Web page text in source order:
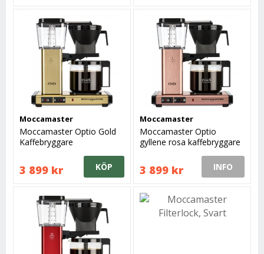
Moccamaster
Moccamaster Optio Gold
Kaffebryggare
3 899 kr KÖP
Moccamaster
Moccamaster Optio
gyllene rosa kaffebryggare
3 899 kr INFO